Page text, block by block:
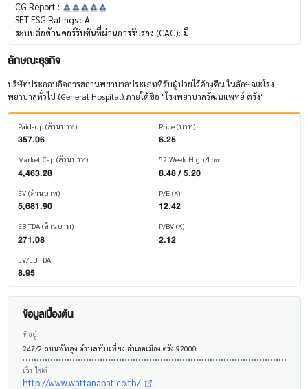
CG Report :
SET ESG Ratings : A
ระบบต่อต้านคอร์รับชันที่ผ่านการรับรอง (CAC): มี
ลักษณะธุรกิจ
บริษัทประกอบกิจการสถานพยาบาลประเภทที่รับผู้ป่วยไว้ค้างคืน ในลักษณะโรง
พยาบาลทั่วไป (General Hospital) ภายใต้ชื่อ "โรงพยาบาลวัฒนแพทย์ ตรัง"
Paid-up (ล้านบาท)
357.06
Market Cap (ล้านบาท)
4,463.28
EV (ล้านบาท)
5,681.90
EBITDA (ล้านบาท)
271.08
EV/EBITDA
8.95
Price (บาท)
6.25
52 Week High/Low
8.48 / 5.20
P/E (X)
12.42
P/BV (X)
2.12
ข้อมูลเบื้องต้น
ที่อยู่
247/2 ถนนพัทลุง ตำบลทับเที่ยง อำเภอเมือง ตรัง 92000
เว็บไซต์
http://www.wattanapat.co.th/